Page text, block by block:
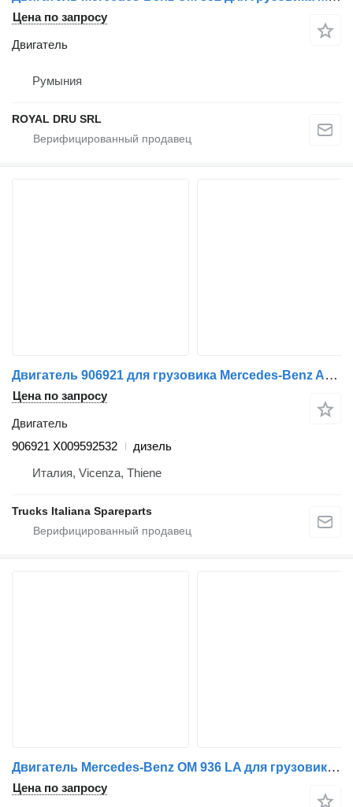
Цена по запросу
Двигатель
Румыния
ROYAL DRU SRL
Двигатель 906921 для грузовика Mercedes-Benz Atego 940
Цена по запросу
Двигатель
906921 X009592532
дизель
Италия, Vicenza, Thiene
Trucks Italiana Spareparts
Двигатель Mercedes-Benz OM 936 LA для грузовика Mercedes-Benz Actros 2532
Цена по запросу